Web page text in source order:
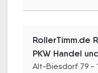
RollerTimm.de
PKW Handel
Alt-Biesdorf 79 -